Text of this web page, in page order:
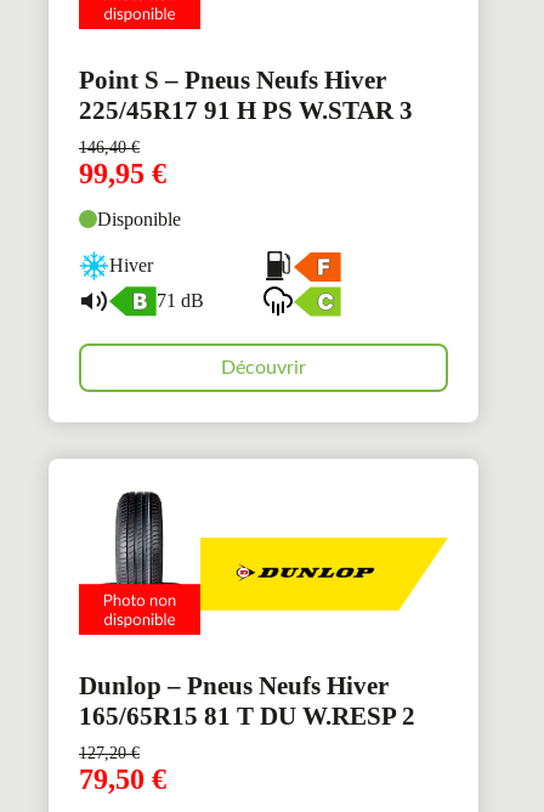
Point S – Pneus Neufs Hiver
225/45R17 91 H PS W.STAR 3
146,40€
99,95 €
Disponible
Hiver
71 dB
Découvrir
Dunlop – Pneus Neufs Hiver
165/65R15 81 T DU W.RESP 2
127,20€
79,50 €